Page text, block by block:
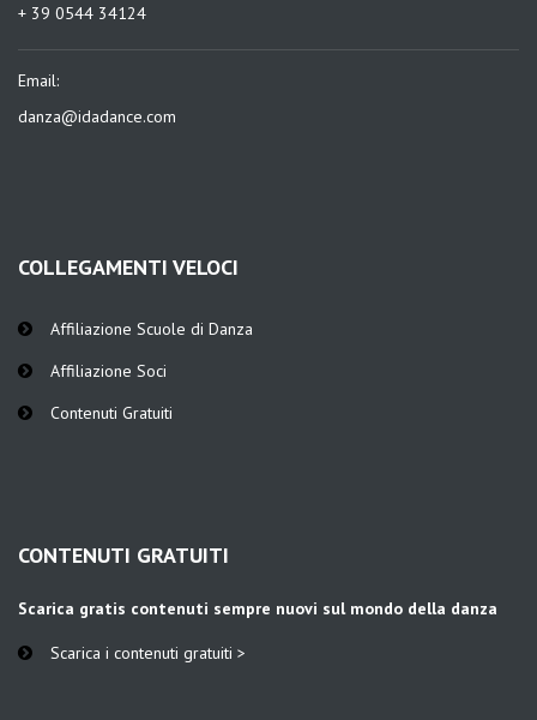
+ 39 0544 34124
Email:
danza@idadance.com
COLLEGAMENTI VELOCI
Affiliazione Scuole di Danza
Affiliazione Soci
Contenuti Gratuiti
CONTENUTI GRATUITI
Scarica gratis contenuti sempre nuovi sul mondo della danza
Scarica i contenuti gratuiti >